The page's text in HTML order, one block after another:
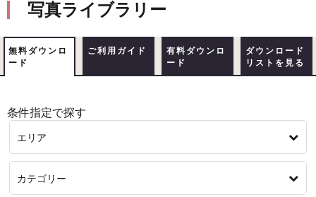
写真ライブラリー
無料ダウンロ
ード
ご利用ガイド
有料ダウンロ
ード
ダウンロード
リストを見る
条件指定で探す
エリア
カテゴリー